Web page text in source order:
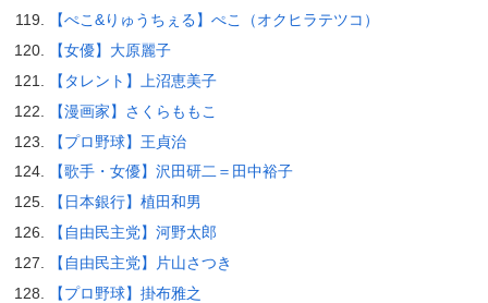
【ぺこ&りゅうちぇる】ぺこ（オクヒラテツコ）
【女優】大原麗子
【タレント】上沼恵美子
【漫画家】さくらももこ
【プロ野球】王貞治
【歌手・女優】沢田研二＝田中裕子
【日本銀行】植田和男
【自由民主党】河野太郎
【自由民主党】片山さつき
【プロ野球】掛布雅之